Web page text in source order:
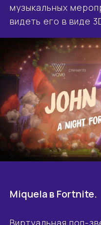
музыкальных
видеть его в виде
Miquela в Fortnite.
Виртуальная поп-